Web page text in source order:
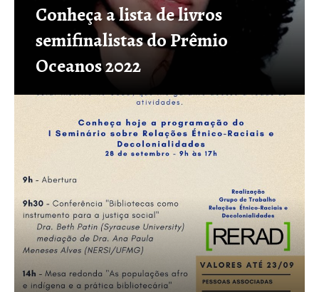
Conheça a lista de livros
semifinalistas do Prêmio
Oceanos 2022